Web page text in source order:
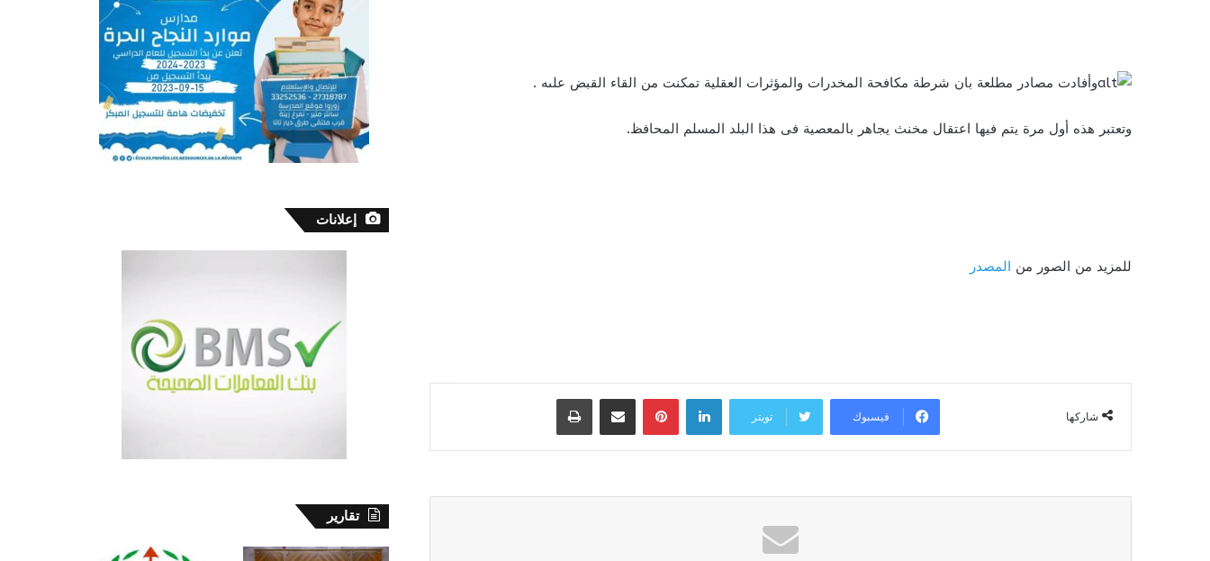
وأفادت مصادر مطلعة بان شرطة مكافحة المخدرات والمؤثرات العقلية تمكنت من القاء القبض علىه .
وتعتبر هذه أول مرة يتم فيها اعتقال مخنث يجاهر بالمعصية فى هذا البلد المسلم المحافظ.
للمزيد من الصور من المصدر
شاركها فيسبوك تويتر
لينكدإن بينتيريستمشاركة عبر البريد طباعة
إعلانات
تقارير